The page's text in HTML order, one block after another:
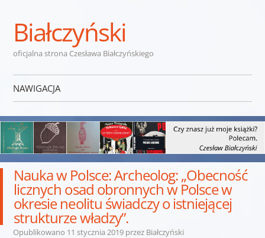
Białczyński
oficjalna strona Czesława Białczyńskiego
NAWIGACJA
Nauka w Polsce: Archeolog: „Obecność
licznych osad obronnych w Polsce w
okresie neolitu świadczy o istniejącej
strukturze władzy”.
Opublikowano 11 stycznia 2019przez Białczyński